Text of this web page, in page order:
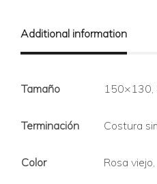
Additional information
Tamaño
Terminación Costura
Color Rosa